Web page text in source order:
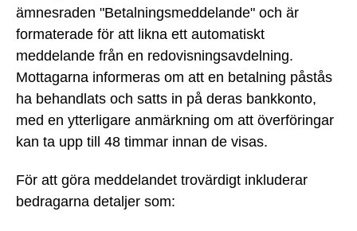
ämnesraden "Betalningsmeddelande" och är
formaterade för att likna ett automatiskt
meddelande från en redovisningsavdelning.
Mottagarna informeras om att en betalning påstås
ha behandlats och satts in på deras bankkonto,
med en ytterligare anmärkning om att överföringar
kan ta upp till 48 timmar innan de visas.
För att göra meddelandet trovärdigt inkluderar
bedragarna detaljer som: